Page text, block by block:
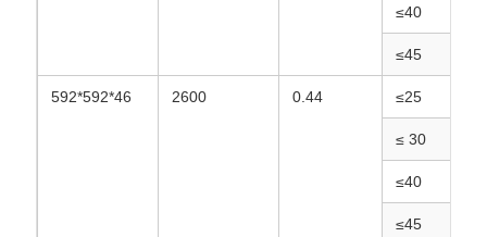
≤40
≤45
592*592*46 2600 0.44 ≤25
≤ 30
≤40
≤45